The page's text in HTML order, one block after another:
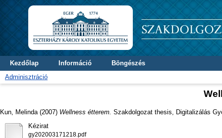
Kezdőlap Információ
Böngészés
Adminisztráció
Kun, Melinda (2007) Wellness étterem. Szakdolgozat thesis, Digitalizálás
Kézirat
gy202003171218.pdf